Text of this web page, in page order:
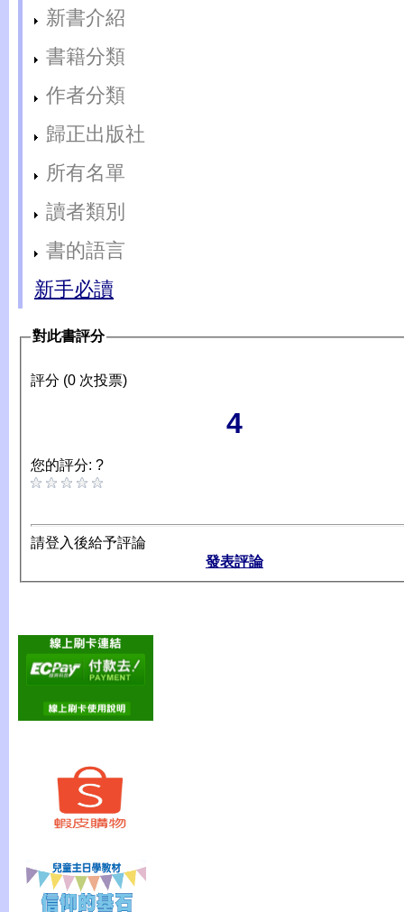
新書介紹
書籍分類
作者分類
歸正出版社
所有名單
讀者類別
書的語言
新手必讀
對此書評分
評分 (0 次投票)
4
您的評分: ?
請登入後給予評論
發表評論